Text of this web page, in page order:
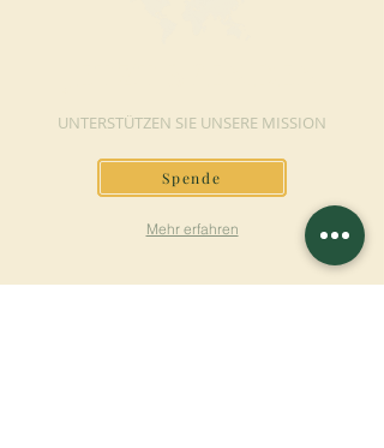
UNTERSTÜTZEN SIE UNSERE MISSION
Spende
Mehr erfahren